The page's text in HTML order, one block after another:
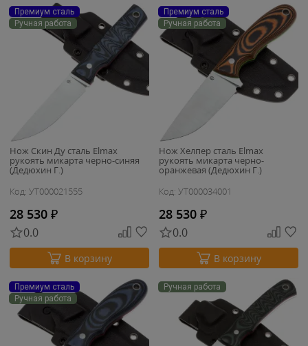
Премиум сталь
Ручная работа
Нож Скин Ду сталь Elmax
рукоять микарта черно-синяя
(Дедюхин Г.)
Код: УТ000021555
28 530 ₽
0.0
В корзину
Премиум сталь
Ручная работа
Нож Хелпер сталь Elmax
рукоять микарта черно-
оранжевая (Дедюхин Г.)
Код: УТ000034001
28 530 ₽
0.0
В корзину
Премиум сталь
Ручная работа
Ручная работа